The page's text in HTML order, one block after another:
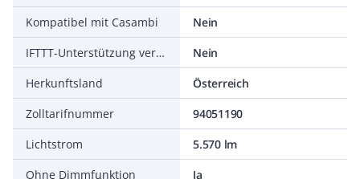
Kompatibel mit Casambi
Nein
IFTTT-Unterstützung verfügbar
Nein
Herkunftsland
Österreich
Zolltarifnummer
94051190
Lichtstrom
5.570 lm
Ohne Dimmfunktion
Ja